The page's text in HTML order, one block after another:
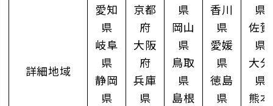
詳細地域
愛知
県
岐阜
県
静岡
県
京都
府
大阪
府
兵庫
県
県
岡山
県
鳥取
県
島根
香川
県
愛媛
県
徳島
県
県
佐賀
県
大分
県
熊本